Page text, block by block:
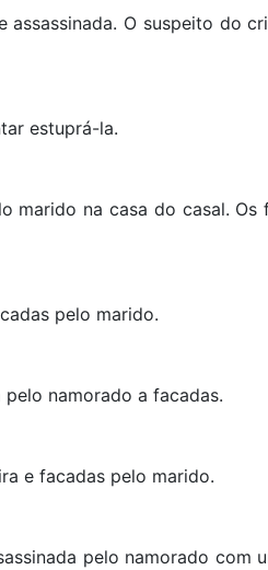
O suspeito do
estuprá-la.
marido na casa do casal. Os
a facadas pelo marido.
pelo namorado a facadas.
e facadas pelo
pelo namorado com